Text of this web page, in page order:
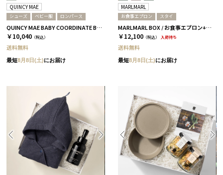
QUINCY MAE
シューズ ベビー服 ロンパース
QUINCY MAE BABY COORDINATE BOX / ロンパース＋シューズ / セージグリーン［クインシーメイ］
￥10,040 （税込）
送料無料
最短8月8日(土)にお届け
MARLMARL
お食事エプロン スタイ
MARLMARL BOX / お食事エプロン+スタイ / カランコエ［マールマール］
￥12,100 （税込） 入荷待ち
送料無料
最短8月8日(土)にお届け